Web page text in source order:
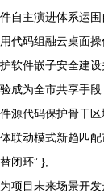
自主演进体系运
代码组融云桌面
软件嵌子安全建
为全市共享手
源代码保护骨干
联动模式新趋匹
闭环” },
项目未来场景开